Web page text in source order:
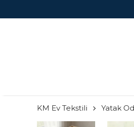
KM Ev Tekstili Yatak